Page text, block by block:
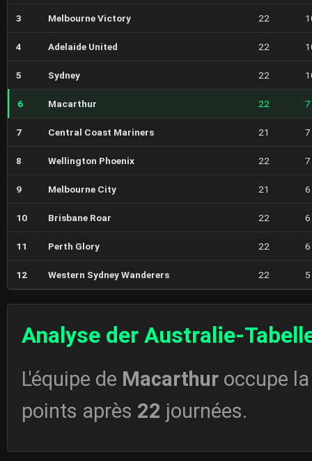
3 Melbourne Victory 22
4 Adelaide United 22
5 Sydney 22
6 Macarthur 22 7
7 Central Coast Mariners 21 7
8 Wellington Phoenix 22 7
9 Melbourne City 21 6
10 Brisbane Roar 22 6
11 Perth Glory 22 6
12 Western Sydney Wanderers 22 5
Analyse der Australie-
L'équipe de Macarthur occupe
points après 22 journées.